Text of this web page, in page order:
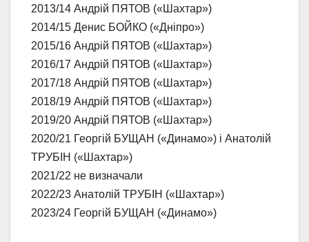
2013/14 Андрій ПЯТОВ («Шахтар»)
2014/15 Денис БОЙКО («Дніпро»)
2015/16 Андрій ПЯТОВ («Шахтар»)
2016/17 Андрій ПЯТОВ («Шахтар»)
2017/18 Андрій ПЯТОВ («Шахтар»)
2018/19 Андрій ПЯТОВ («Шахтар»)
2019/20 Андрій ПЯТОВ («Шахтар»)
2020/21 Георгій БУЩАН («Динамо») і Анатолій
ТРУБІН («Шахтар»)
2021/22 не визначали
2022/23 Анатолій ТРУБІН («Шахтар»)
2023/24 Георгій БУЩАН («Динамо»)